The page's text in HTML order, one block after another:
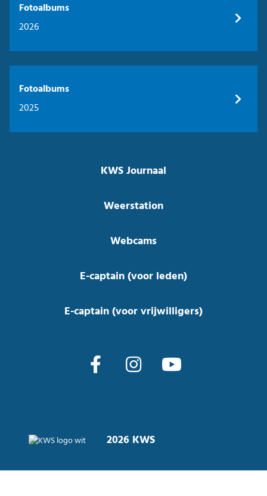
Fotoalbums
2026
Fotoalbums
2025
KWS Journaal
Weerstation
Webcams
E-captain (voor leden)
E-captain (voor vrijwilligers)
2026 KWS